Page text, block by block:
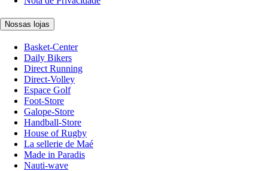
Nossas lojas
Basket-Center
Daily Bikers
Direct Running
Direct-Volley
Espace Golf
Foot-Store
Galope-Store
Handball-Store
House of Rugby
La sellerie de Maé
Made in Paradis
Nauti-wave